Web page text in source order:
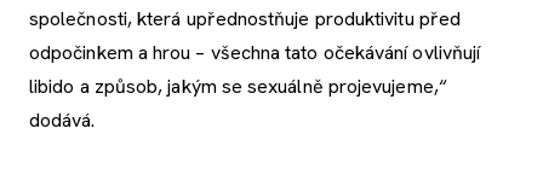
společnosti, která upřednostňuje produktivitu před
odpočinkem a hrou – všechna tato očekávání ovlivňují
libido a způsob, jakým se sexuálně projevujeme,“
dodává.